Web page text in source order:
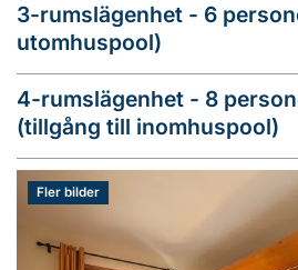
3-rumslägenhet - 6
utomhuspool)
4-rumslägenhet - 8
(tillgång till inomhuspool)
Fler bilder